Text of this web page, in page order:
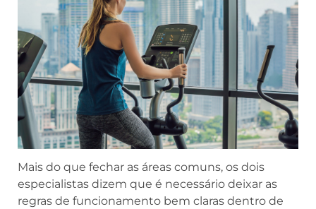
Mais do que fechar as áreas comuns, os dois
especialistas dizem que é necessário deixar as
regras de funcionamento bem claras dentro de